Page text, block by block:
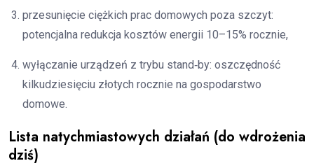
przesunięcie ciężkich prac domowych poza szczyt:
potencjalna redukcja kosztów energii 10–15% rocznie,
wyłączanie urządzeń z trybu stand‑by: oszczędność
kilkudziesięciu złotych rocznie na gospodarstwo
domowe.
Lista natychmiastowych działań (do wdrożenia
dziś)